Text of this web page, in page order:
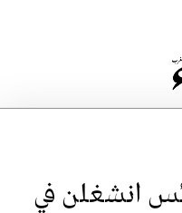
انشغلن في